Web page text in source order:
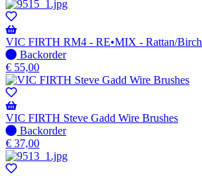
voorraad
-
Wordt
verzonden
wanneer
beschikbaar
VIC FIRTH RM4 - RE•MIX - Rattan/Birch
Niet
op
voorraad
-
Wordt
verzonden
wanneer
beschikbaar
Backorder
€ 55,00
VIC FIRTH Steve Gadd Wire Brushes
Niet
op
voorraad
-
Backorder
€ 37,00